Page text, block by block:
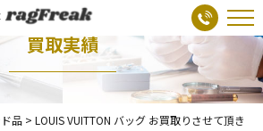
買取実績
品 > LOUIS VUITTON バッグ お買取りさせて頂き